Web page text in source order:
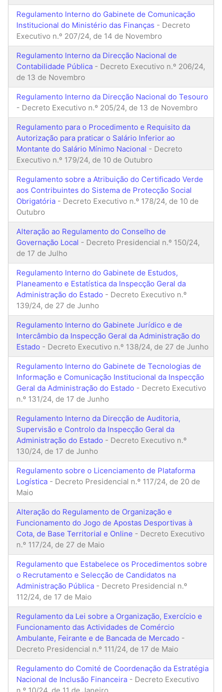
Regulamento Interno do Gabinete de Comunicação
Institucional do Ministério das Finanças - Decreto
Executivo n.º 207/24, de 14 de Novembro
Regulamento Interno da Direcção Nacional de
Contabilidade Pública - Decreto Executivo n.º 206/24,
de 13 de Novembro
Regulamento Interno da Direcção Nacional do Tesouro
- Decreto Executivo n.º 205/24, de 13 de Novembro
Regulamento para o Procedimento e Requisito da
Autorização para praticar o Salário Inferior ao
Montante do Salário Mínimo Nacional - Decreto
Executivo n.º 179/24, de 10 de Outubro
Regulamento sobre a Atribuição do Certificado Verde
aos Contribuintes do Sistema de Protecção Social
Obrigatória - Decreto Executivo n.º 178/24, de 10 de
Outubro
Alteração ao Regulamento do Conselho de
Governação Local - Decreto Presidencial n.º 150/24,
de 17 de Julho
Regulamento Interno do Gabinete de Estudos,
Planeamento e Estatística da Inspecção Geral da
Administração do Estado - Decreto Executivo n.º
139/24, de 27 de Junho
Regulamento Interno do Gabinete Jurídico e de
Intercâmbio da Inspecção Geral da Administração do
Estado - Decreto Executivo n.º 138/24, de 27 de Junho
Regulamento Interno do Gabinete de Tecnologias de
Informação e Comunicação Institucional da Inspecção
Geral da Administração do Estado - Decreto Executivo
n.º 131/24, de 17 de Junho
Regulamento Interno da Direcção de Auditoria,
Supervisão e Controlo da Inspecção Geral da
Administração do Estado - Decreto Executivo n.º
130/24, de 17 de Junho
Regulamento sobre o Licenciamento de Plataforma
Logística - Decreto Presidencial n.º 117/24, de 20 de
Maio
Alteração do Regulamento de Organização e
Funcionamento do Jogo de Apostas Desportivas à
Cota, de Base Territorial e Online - Decreto Executivo
n.º 117/24, de 27 de Maio
Regulamento que Estabelece os Procedimentos sobre
o Recrutamento e Selecção de Candidatos na
Administração Pública - Decreto Presidencial n.º
112/24, de 17 de Maio
Regulamento da Lei sobre a Organização, Exercício e
Funcionamento das Actividades de Comércio
Ambulante, Feirante e de Bancada de Mercado -
Decreto Presidencial n.º 111/24, de 17 de Maio
Regulamento do Comité de Coordenação da Estratégia
Nacional de Inclusão Financeira - Decreto Executivo
n.º 10/24, de 11 de Janeiro